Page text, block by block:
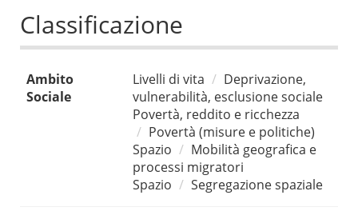
Classificazione
Ambito
Sociale
Livelli di vita
Deprivazione,
vulnerabilità, esclusione sociale
Povertà, reddito e ricchezza
Povertà (misure e politiche)
Spazio
Mobilità geografica e
processi migratori
Spazio
Segregazione spaziale